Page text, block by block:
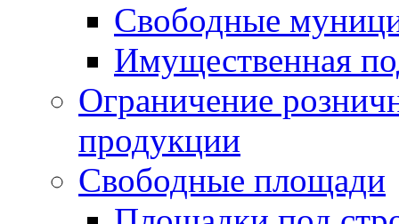
Свободные
Имущественная
Ограничение
продукции
Свободные площади